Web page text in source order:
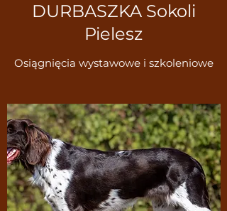
DURBASZKA Sokoli
Pielesz
Osiągnięcia wystawowe i szkoleniowe